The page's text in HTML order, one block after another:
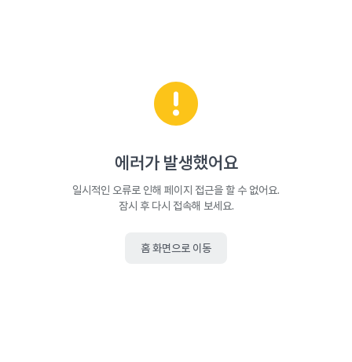
에러가 발생했어요
일시적인 오류로 인해 페이지 접근을 할 수 없어요.
잠시 후 다시 접속해 보세요.
홈 화면으로 이동